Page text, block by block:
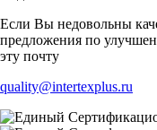
Если Вы недовольны
предложения по
эту почту
quality@intertexplus.ru